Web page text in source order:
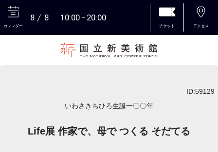
カレンダー
8 8 10:00 20:00
チケット アクセス
ID:59129
いわさきちひろ生誕一〇〇年
Life展 作家で、母で つくる そだてる